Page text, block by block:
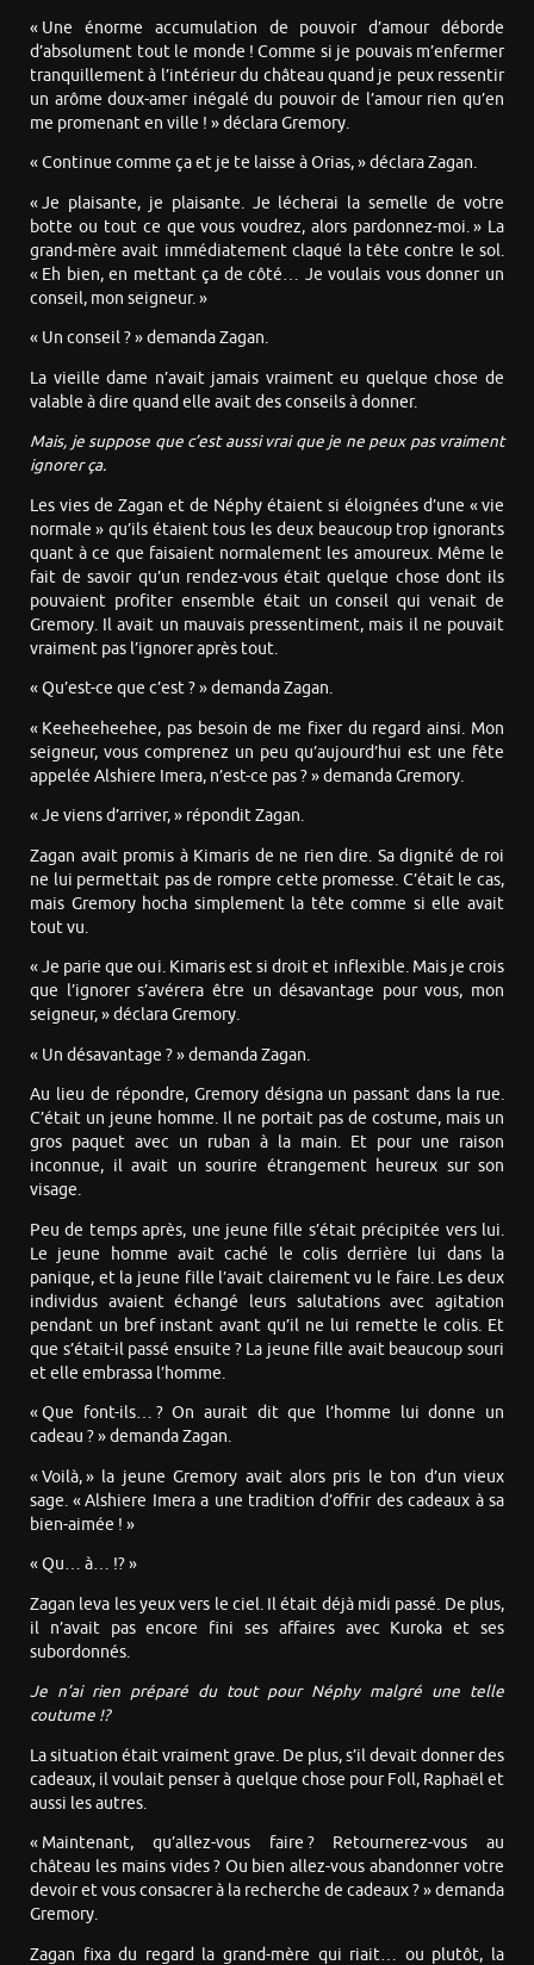
« Une énorme accumulation de pouvoir d’amour déborde
d’absolument tout le monde ! Comme si je pouvais m’enfermer
tranquillement à l’intérieur du château quand je peux ressentir
un arôme doux-amer inégalé du pouvoir de l’amour rien qu’en
me promenant en ville ! » déclara Gremory.
« Continue comme ça et je te laisse à Orias, » déclara Zagan.
« Je plaisante, je plaisante. Je lécherai la semelle de votre
botte ou tout ce que vous voudrez, alors pardonnez-moi. » La
grand-mère avait immédiatement claqué la tête contre le sol.
« Eh bien, en mettant ça de côté… Je voulais vous donner un
conseil, mon seigneur. »
« Un conseil ? » demanda Zagan.
La vieille dame n’avait jamais vraiment eu quelque chose de
valable à dire quand elle avait des conseils à donner.
Mais, je suppose que c’est aussi vrai que je ne peux pas vraiment
ignorer ça.
Les vies de Zagan et de Néphy étaient si éloignées d’une « vie
normale » qu’ils étaient tous les deux beaucoup trop ignorants
quant à ce que faisaient normalement les amoureux. Même le
fait de savoir qu’un rendez-vous était quelque chose dont ils
pouvaient profiter ensemble était un conseil qui venait de
Gremory. Il avait un mauvais pressentiment, mais il ne pouvait
vraiment pas l’ignorer après tout.
« Qu’est-ce que c’est ? » demanda Zagan.
« Keeheeheehee, pas besoin de me fixer du regard ainsi. Mon
seigneur, vous comprenez un peu qu’aujourd’hui est une fête
appelée Alshiere Imera, n’est-ce pas ? » demanda Gremory.
« Je viens d’arriver, » répondit Zagan.
Zagan avait promis à Kimaris de ne rien dire. Sa dignité de roi
ne lui permettait pas de rompre cette promesse. C’était le cas,
mais Gremory hocha simplement la tête comme si elle avait
tout vu.
« Je parie que oui. Kimaris est si droit et inflexible. Mais je crois
que l’ignorer s’avérera être un désavantage pour vous, mon
seigneur, » déclara Gremory.
« Un désavantage ? » demanda Zagan.
Au lieu de répondre, Gremory désigna un passant dans la rue.
C’était un jeune homme. Il ne portait pas de costume, mais un
gros paquet avec un ruban à la main. Et pour une raison
inconnue, il avait un sourire étrangement heureux sur son
visage.
Peu de temps après, une jeune fille s’était précipitée vers lui.
Le jeune homme avait caché le colis derrière lui dans la
panique, et la jeune fille l’avait clairement vu le faire. Les deux
individus avaient échangé leurs salutations avec agitation
pendant un bref instant avant qu’il ne lui remette le colis. Et
que s’était-il passé ensuite ? La jeune fille avait beaucoup souri
et elle embrassa l’homme.
« Que font-ils… ? On aurait dit que l’homme lui donne un
cadeau ? » demanda Zagan.
« Voilà, » la jeune Gremory avait alors pris le ton d’un vieux
sage. « Alshiere Imera a une tradition d’offrir des cadeaux à sa
bien-aimée ! »
« Qu… à… !? »
Zagan leva les yeux vers le ciel. Il était déjà midi passé. De plus,
il n’avait pas encore fini ses affaires avec Kuroka et ses
subordonnés.
Je n’ai rien préparé du tout pour Néphy malgré une telle
coutume !?
La situation était vraiment grave. De plus, s’il devait donner des
cadeaux, il voulait penser à quelque chose pour Foll, Raphaël et
aussi les autres.
« Maintenant, qu’allez-vous faire ? Retournerez-vous au
château les mains vides ? Ou bien allez-vous abandonner votre
devoir et vous consacrer à la recherche de cadeaux ? » demanda
Gremory.
Zagan fixa du regard la grand-mère qui riait… ou plutôt, la